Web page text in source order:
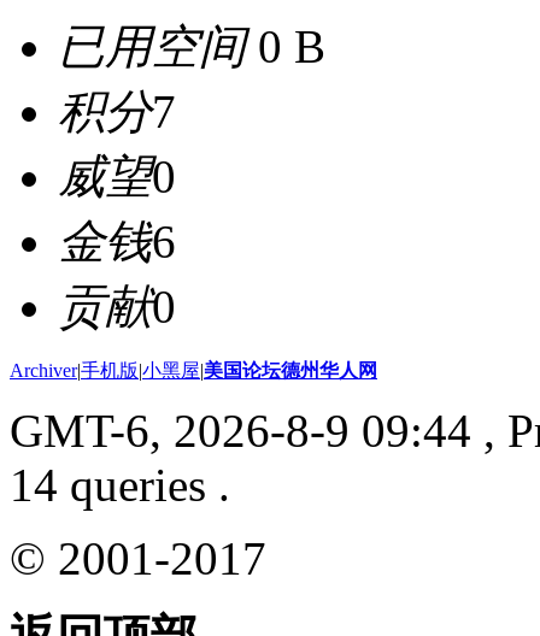
已用空间0 B
积分7
威望0
金钱6
贡献0
Archiver|手机版|小黑屋|美国论坛德州华人网
GMT-6, 2026-8-9 09:44 ,
14 queries .
© 2001-2017